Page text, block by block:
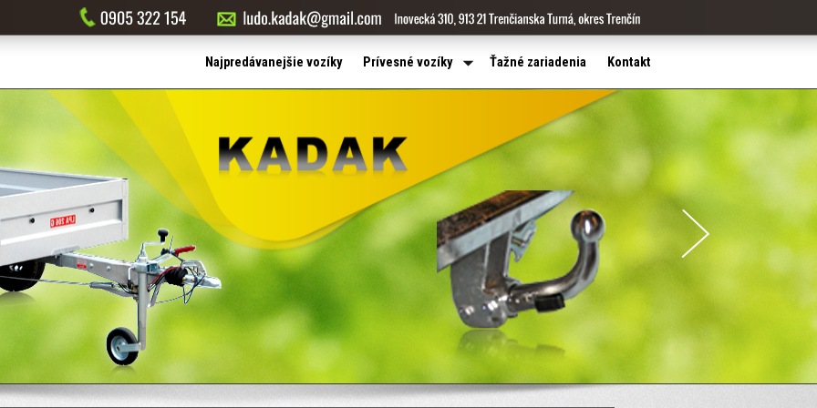
Najpredávanejšie vozíky Prívesné vozíky Ťažné zariadenia Kontakt